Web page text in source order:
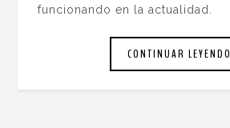
funcionando en la actualidad.
CONTINUAR LEYENDO